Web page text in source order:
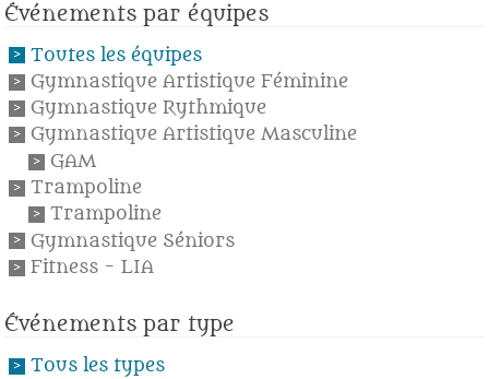
Événements par équipes
Toutes les équipes
Gymnastique Artistique Féminine
Gymnastique Rythmique
Gymnastique Artistique Masculine
GAM
Trampoline
Trampoline
Gymnastique Séniors
Fitness - LIA
Événements par type
Tous les types